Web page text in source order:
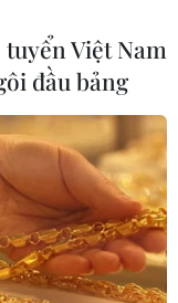
Việt Nam
đầu bảng